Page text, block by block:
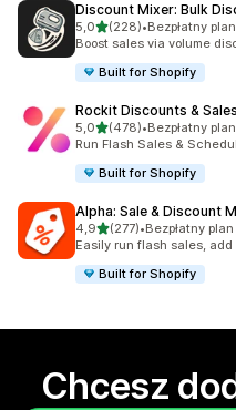
Discount Mixer: Bulk
5,0na 5 gwiazdek
(228)
Łączna liczba recenzji: 228
•Bezpłatny
Boost sales via volume
Built for Shopify
Rockit Discounts &
5,0na 5 gwiazdek
(478)
Łączna liczba recenzji: 478
•Bezpłatny
Run Flash Sales &
Built for Shopify
Alpha: Sale & Discount
4,9na 5 gwiazdek
(277)
Łączna liczba recenzji: 277
•Bezpłatny
Easily run flash sales,
Built for Shopify
Chcesz